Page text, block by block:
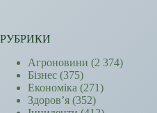
РУБРИКИ
Агроновини (2 374)
Бізнес (375)
Економіка (271)
Здоров’я (352)